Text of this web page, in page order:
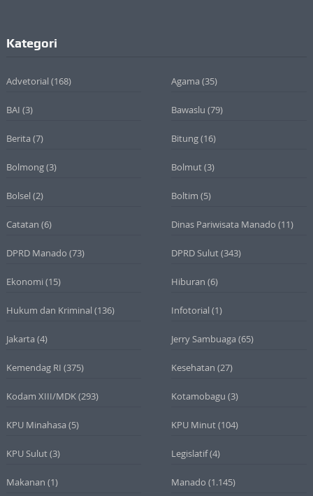
Kategori
Advetorial (168) Agama (35)
BAI (3) Bawaslu (79)
Berita (7) Bitung(16)
Bolmong(3) Bolmut(3)
Bolsel (2) Boltim (5)
Catatan (6) Dinas Pariwisata Manado (11)
DPRD Manado (73) DPRD Sulut(343)
Ekonomi (15) Hiburan (6)
Hukum dan Kriminal (136) Infotorial (1)
Jakarta (4) Jerry Sambuaga (65)
Kemendag RI (375) Kesehatan (27)
Kodam XIII/MDK(293) Kotamobagu (3)
KPU Minahasa (5) KPU Minut(104)
KPU Sulut(3) Legislatif(4)
Makanan (1) Manado (1.145)